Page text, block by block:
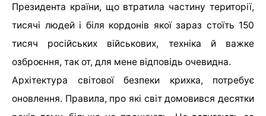
Президента країни, що втратила частину території,
тисячі людей і біля кордонів якої зараз стоїть 150
тисяч російських військових, техніка й важке
озброєння, так от, для мене відповідь очевидна.
Архітектура світової безпеки крихка, потребує
оновлення. Правила, про які світ домовився десятки